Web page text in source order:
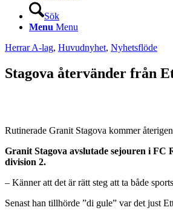
Sök
Menu Menu
Herrar A-lag, Huvudnyhet, Nyhetsflöde
Stagova återvänder från
Rutinerade Granit Stagova kommer
Granit Stagova avslutade sejouren i
division 2.
– Känner att det är rätt steg att ta både
Senast han tillhörde ”di gule” var det just